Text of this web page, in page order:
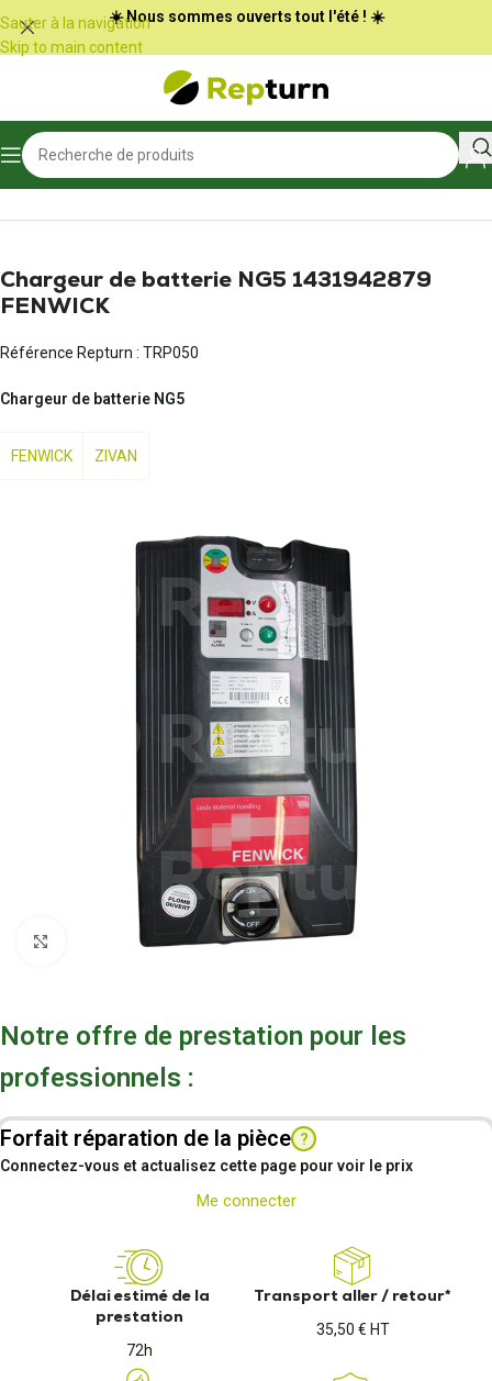
Panneau de gestion des cookies
Sauter à la navigation
Skip to main content
☀️ Nous sommes ouverts tout l'été ! ☀️
Accueil
Chargeur de batterie NG5 1431942879
FENWICK
Référence Repturn : TRP050
Chargeur de batterie NG5
FENWICK ZIVAN
Cliquez pour agrandir
Notre offre de prestation pour les
professionnels :
Forfait réparation de la pièce ?
Connectez-vous et actualisez cette page pour voir le prix
Me connecter
Délai estimé de la
prestation
72h
Transport aller / retour*
35,50 € HT